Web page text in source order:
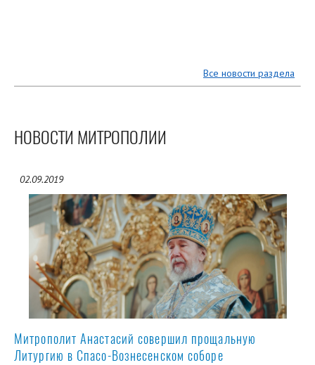
Все новости раздела
НОВОСТИ МИТРОПОЛИИ
02.09.2019
Митрополит Анастасий совершил прощальную
Литургию в Спасо-Вознесенском соборе